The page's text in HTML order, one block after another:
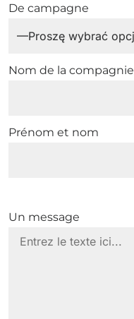
De campagne
Nom de la compagnie
Prénom et nom
Un message